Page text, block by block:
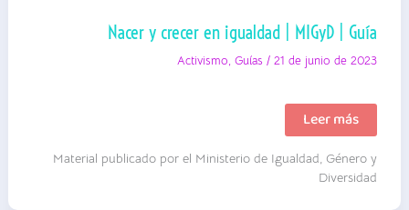
Nacer y crecer en igualdad | MIGyD | Guía
Activismo,Guías /21 de junio de 2023
Nacer
y
crecer
en
igualdad
Leer más
Material publicado por el Ministerio de Igualdad, Género y
Diversidad